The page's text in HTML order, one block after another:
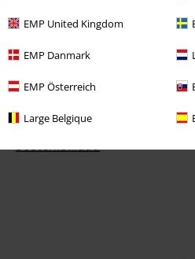
EMP United Kingdom
EMP Danmark
EMP Österreich
Large Belgique
Sobre EMP
EMP Eventos
Programa de Afiliados
Sostenibilidad